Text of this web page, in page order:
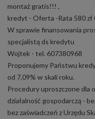
montaż gratis!!! ,
kredyt - Oferta -Rata 580 zł
W sprawie finansowania
specjalistą ds kredytu
Wojtek - tel. 607380968
Proponujemy Państwu
od 7,09% w skali roku.
Procedury uproszczone dla
działalność gospodarczą -
bez zaświadczeń z Urzędu